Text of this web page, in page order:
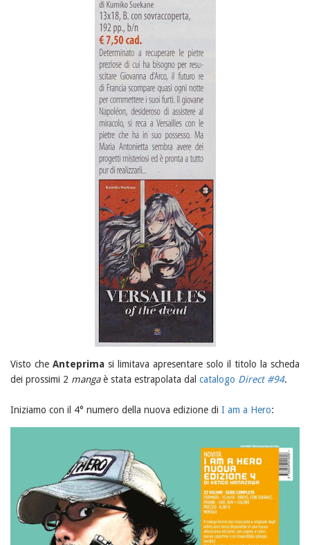
Visto che Anteprima si limitava apresentare solo il titolo la scheda
dei prossimi 2 mangaè stata estrapolata dal catalogo Direct #94.
Iniziamo con il 4° numero della nuova edizione di I am a Hero: